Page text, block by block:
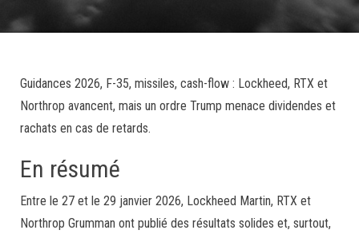
Guidances 2026, F-35, missiles, cash-flow : Lockheed, RTX et
Northrop avancent, mais un ordre Trump menace dividendes et
rachats en cas de retards.
En résumé
Entre le 27 et le 29 janvier 2026, Lockheed Martin, RTX et
Northrop Grumman ont publié des résultats solides et, surtout,